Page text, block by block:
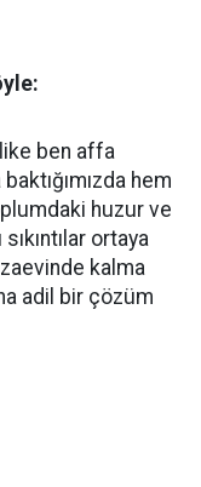
ben affa
hem
huzur ve
ortaya
kalma
adil bir çözüm